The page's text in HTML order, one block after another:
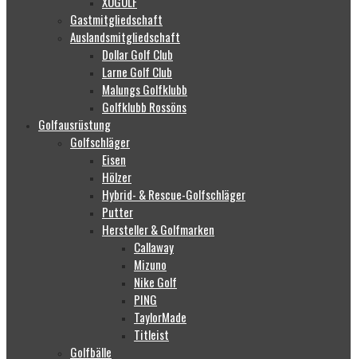
Gastmitgliedschaft
Auslandsmitgliedschaft
Dollar Golf Club
Larne Golf Club
Malungs Golfklubb
Golfklubb Rossöns
Golfausrüstung
Golfschläger
Eisen
Hölzer
Hybrid- & Rescue-Golfschläger
Putter
Hersteller & Golfmarken
Callaway
Mizuno
Nike Golf
PING
TaylorMade
Titleist
Golfbälle